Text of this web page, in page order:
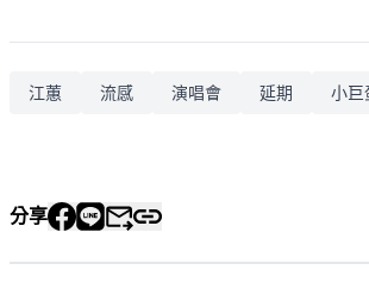
江蕙 流感 演唱會 延期 小巨
分享